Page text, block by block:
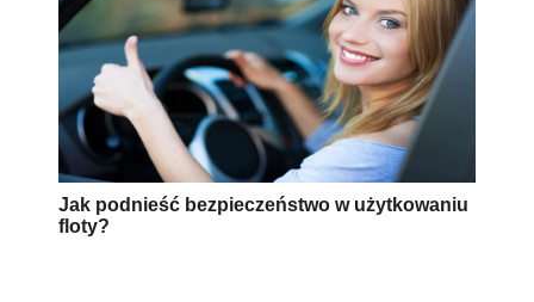
Jak podnieść bezpieczeństwo w użytkowaniu
floty?